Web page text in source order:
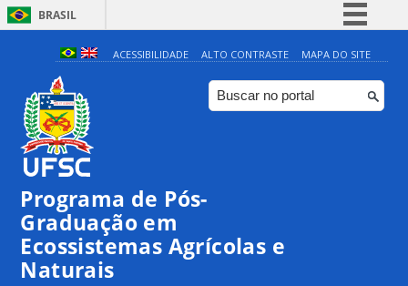
BRASIL
Simplifique!
Comunica BR
Participe
ACESSIBILIDADE ALTO CONTRASTE MAPA DO SITE
Programa de Pós-
Graduação em
Ecossistemas Agrícolas e
Naturais